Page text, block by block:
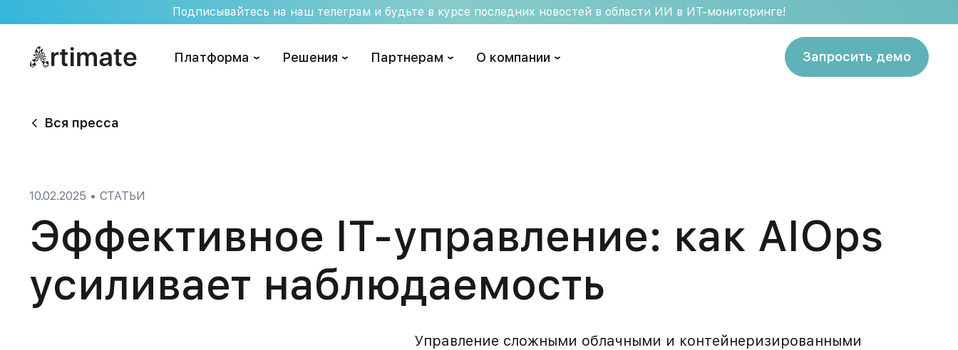
to
Подписывайтесь на наш телеграм и будьте в курсе последних новостей в области ИИ в ИТ-мониторинге!
Платформа Решения Партнерам О компании Запросить демо
Вся пресса
10.02.2025 • СТАТЬИ
Эффективное IT-управление: как AIOps
усиливает наблюдаемость
Управление сложными облачными и контейнеризированными